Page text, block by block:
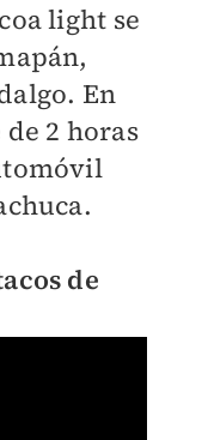
light se
En
2 horas
de